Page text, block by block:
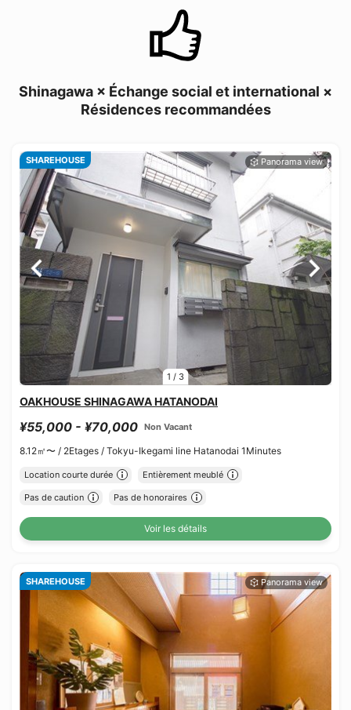
Shinagawa × Échange social et international ×
Résidences recommandées
1 / 3
SHAREHOUSE
OAKHOUSE SHINAGAWA HATANODAI
¥55,000 - ¥70,000 Non Vacant
8.12㎡〜 / 2Etages / Tokyu-Ikegami line Hatanodai 1Minutes
Location courte durée Entièrement meublé
Pas de caution Pas de honoraires
Voir les détails
SHAREHOUSE